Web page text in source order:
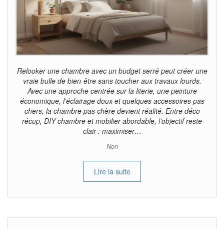
Relooker une chambre avec un budget serré peut créer une
vraie bulle de bien-être sans toucher aux travaux lourds.
Avec une approche centrée sur la literie, une peinture
économique, l’éclairage doux et quelques accessoires pas
chers, la chambre pas chère devient réalité. Entre déco
récup, DIY chambre et mobilier abordable, l’objectif reste
clair : maximiser…
Non
Lire la suite